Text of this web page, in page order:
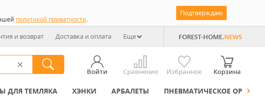
политикой приватности.
Подтверждаю
и возврат Доставка и оплата Еще FOREST-HOME.NEWS
Войти Сравнение Избранное Корзина
ДЛЯ ТЕМЛЯКА ХЭНКИ АРБАЛЕТЫ ПНЕВМАТИЧЕСКОЕ ОРУЖИЕ